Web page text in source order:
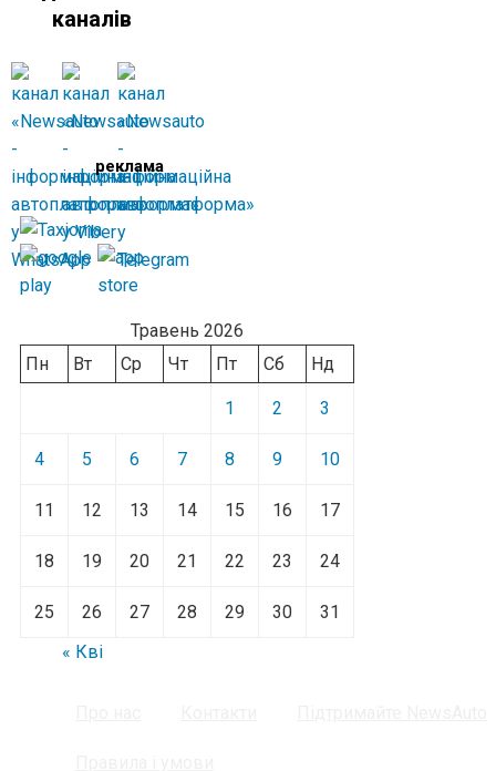
каналів
реклама
Травень 2026
Пн
Вт Ср Чт Пт Сб Нд
1 2 3
4 5 6 7 8 9 10
11 12 13 14 15 16 17
18 19 20 21 22 23 24
25 26 27 28 29 30
31
« Кві